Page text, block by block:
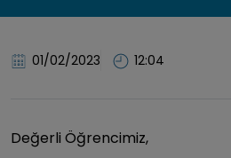
01/02/2023 12:04
Değerli Öğrencimiz,